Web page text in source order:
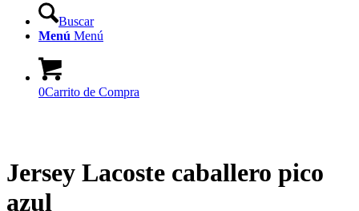
Buscar
Menú Menú
0Carrito de Compra
Jersey Lacoste caballero pico
azul